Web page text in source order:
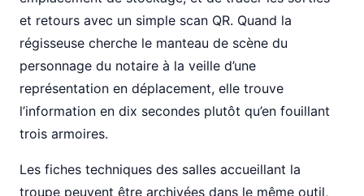
et retours avec un simple scan QR. Quand la
régisseuse cherche le manteau de scène du
personnage du notaire à la veille d’une
représentation en déplacement, elle trouve
l’information en dix secondes plutôt qu’en fouillant
trois armoires.
Les fiches techniques des salles accueillant la
troupe peuvent être archivées dans le même outil,